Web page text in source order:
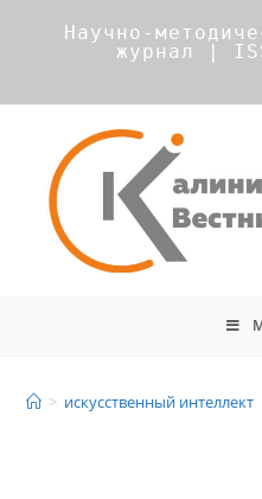
Научно-
журнал |
> искусственный интеллект